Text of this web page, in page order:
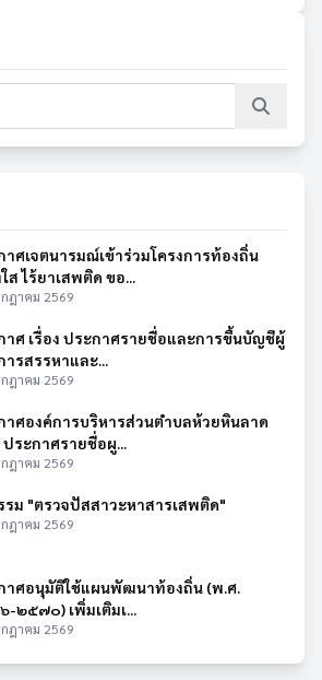
าศเจตนารมณ์เข้าร่วมโครงการท้องถิ่น
ส ไร้ยาเสพติด ขอ...
ฎาคม 2569
าศ เรื่อง ประกาศรายชื่อและการขึ้นบัญชีผู้
ารสรรหาและ...
ฎาคม 2569
าศองค์การบริหารส่วนตำบลห้วยหินลาด
ประกาศรายชื่อผู...
ฎาคม 2569
รม "ตรวจปัสสาวะหาสารเสพติด"
ฎาคม 2569
าศอนุมัติใช้แผนพัฒนาท้องถิ่น (พ.ศ.
-๒๕๗๐) เพิ่มเติมเ...
ฎาคม 2569